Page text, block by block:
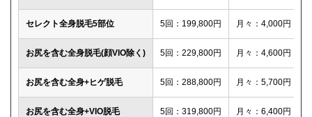
セレクト全身脱毛5部位 5回：199,800円 月々：4,000円
お尻を含む全身脱毛(顔VIO除く) 5回：229,800円 月々：4,600円
お尻を含む全身+ヒゲ脱毛 5回：288,800円 月々：5,700円
お尻を含む全身+VIO脱毛 5回：319,800円 月々：6,400円